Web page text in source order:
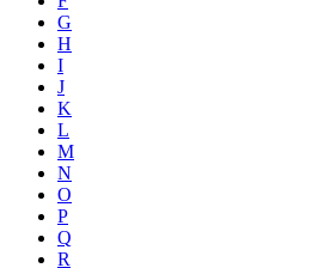
G
H
I
J
K
L
M
N
O
P
Q
R